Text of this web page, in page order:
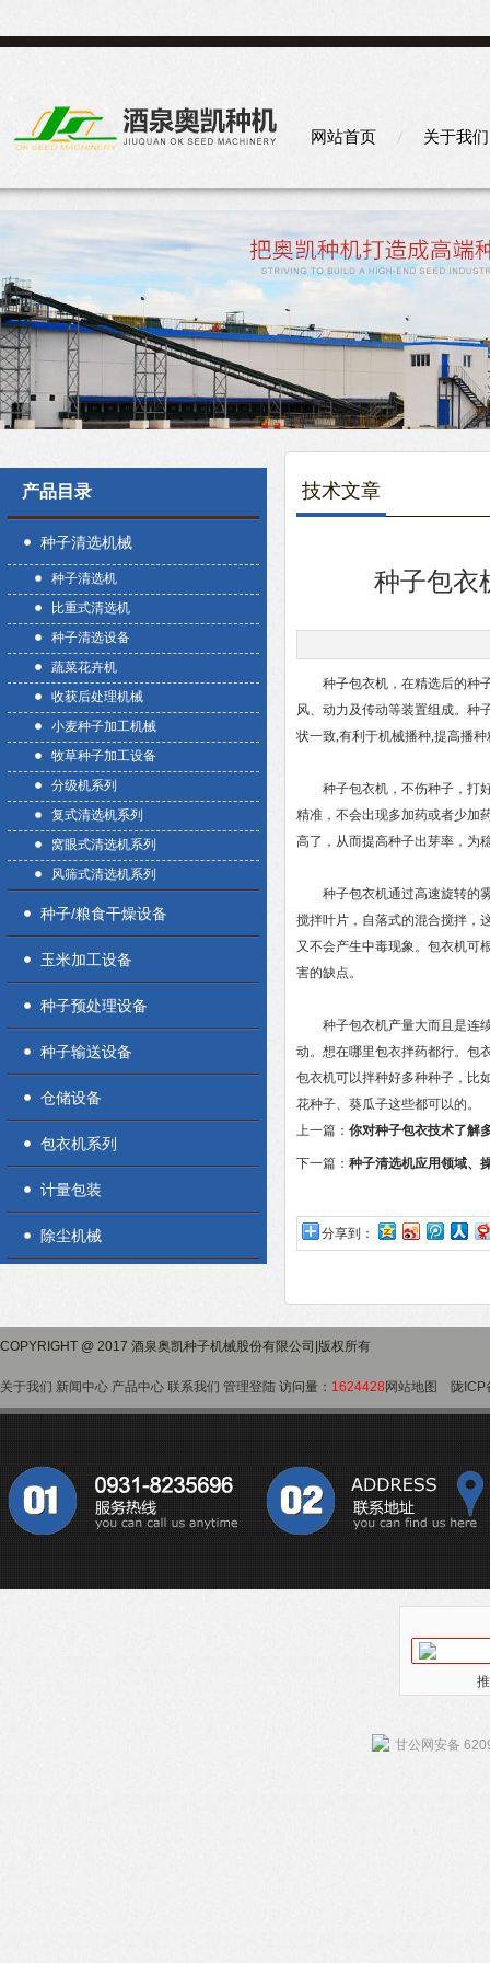
网站首页 关于我们
产品目录
种子清选机械
种子清选机
比重式清选机
种子清选设备
蔬菜花卉机
收获后处理机械
小麦种子加工机械
牧草种子加工设备
分级机系列
复式清选机系列
窝眼式清选机系列
风筛式清选机系列
种子/粮食干燥设备
玉米加工设备
种子预处理设备
种子输送设备
仓储设备
包衣机系列
计量包装
除尘机械
技术文章
种子包衣
种子包衣机 ，在精选后的种
风、动力及传动等装置组成。种
状一致,有利于机械播种,提高播
种子包衣机，不伤种子，打好
精准，不会出现多加药或者少加
高了，从而提高种子出芽率，为
种子包衣机通过高速旋转的雾
搅拌叶片，自落式的混合搅拌，
又不会产生中毒现象。包衣机可
害的缺点。
种子包衣机产量大而且是连续
动。想在哪里包衣拌药都行。包
包衣机可以拌种好多种种子，比
花种子、葵瓜子这些都可以的。
上一篇： 你对种子包衣技术了解
下一篇： 种子清选机应用领域、
分享到：
COPYRIGHT @ 2017 酒泉奥凯种子机械股份有限公司|版权所有
关于我们 新闻中心 产品中心 联系我们 管理登陆 访问量： 1624428 网站地图 陇
甘公网安备